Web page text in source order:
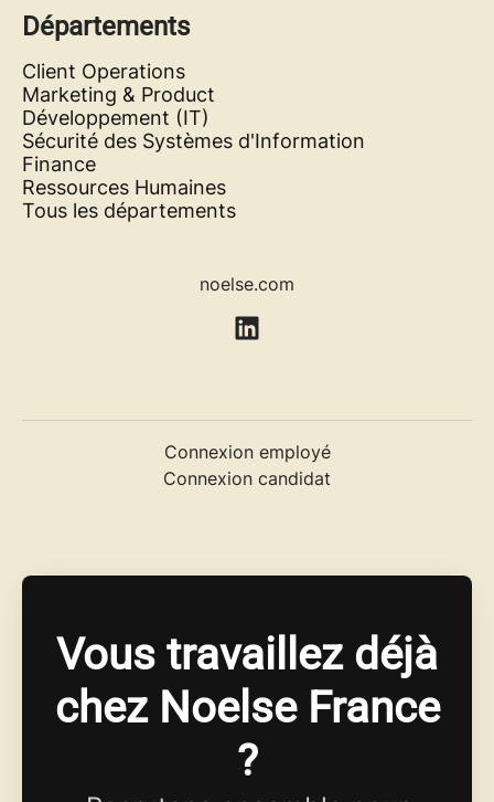
Départements
Client Operations
Marketing & Product
Développement (IT)
Sécurité des Systèmes d'Information
Finance
Ressources Humaines
Tous les départements
noelse.com
Connexion employé
Connexion candidat
Vous travaillez déjà
chez Noelse France
?